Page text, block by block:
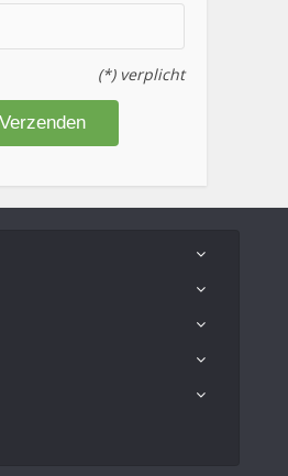
(*) verplicht